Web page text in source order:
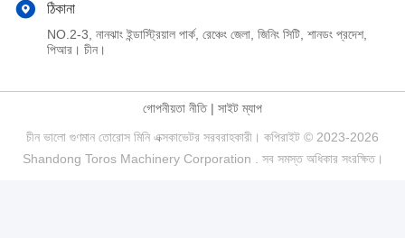
ঠিকানা
NO.2-3, নানঝাং ইন্ডাস্ট্রিয়াল পার্ক, রেঞ্চেং জেলা, জিনিং সিটি, শানডং প্রদেশ,
পিআর। চীন।
গোপনীয়তা নীতি| সাইট ম্যাপ
চীন ভালো গুণমান তোরোস মিনি এক্সকাভেটর সরবরাহকারী। কপিরাইট © 2023-2026
Shandong Toros Machinery Corporation . সব সমস্ত অধিকার সংরক্ষিত।